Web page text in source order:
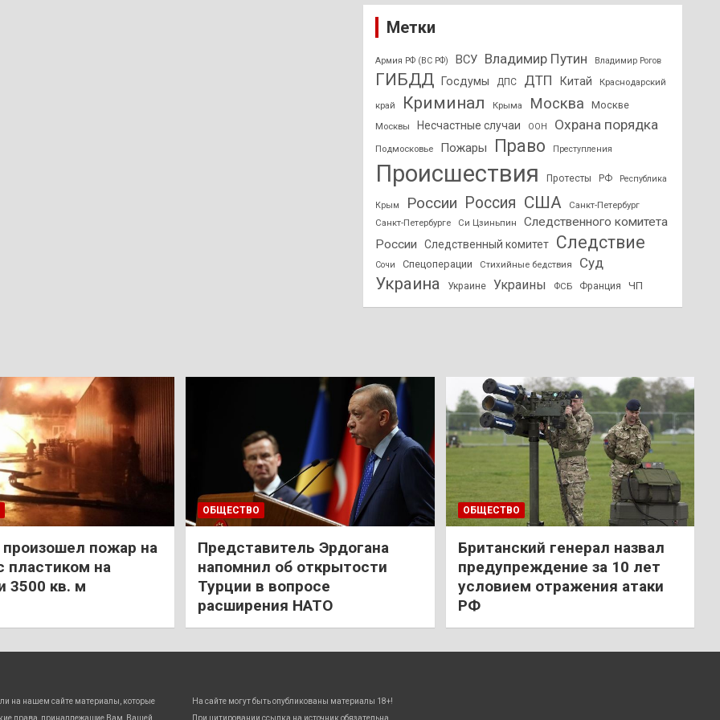
Метки
Армия РФ (ВС РФ) ВСУ Владимир Путин Владимир Рогов
ГИБДД Госдумы ДПС ДТП Китай Краснодарский
край Криминал Крыма Москва Москве
Москвы Несчастные случаи ООН Охрана порядка
Подмосковье Пожары Право Преступления
Происшествия Протесты РФ Республика
Крым России Россия США
Санкт-Петербург
Санкт-Петербурге
Си Цзиньпин
Следственного комитета
России
Следственный комитет Следствие
Сочи Спецоперации Стихийные бедствия Суд
Украина Украине Украины ФСБ Франция ЧП
пожар на
пластиком на
3500 кв. м
ОБЩЕСТВО
Представитель Эрдогана
напомнил об открытости
Турции в вопросе
расширения НАТО
ОБЩЕСТВО
Британский генерал назвал
предупреждение за 10 лет
условием отражения атаки
РФ
на нашем сайте материалы, которые
права, принадлежащие Вам, Вашей
На сайте могут быть опубликованы материалы 18+!
При цитировании ссылка на источник обязательна.